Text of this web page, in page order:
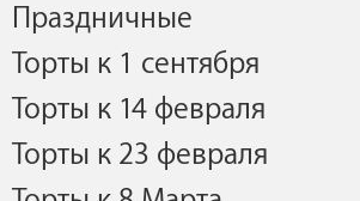
Праздничные
Торты к 1 сентября
Торты к 14 февраля
Торты к 23 февраля